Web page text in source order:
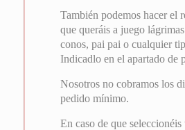
También podemos hacer el
que queráis a juego
conos, pai pai o cualquier
Indicadlo en el apartado de
Nosotros no cobramos los
pedido mínimo.
En caso de que seleccionéis